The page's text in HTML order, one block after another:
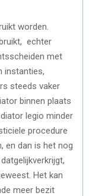
worden.
echter
met
instanties,
steeds vaker
binnen plaats
legio minder
procedure
en dan is het nog
Het kan
meer bezit